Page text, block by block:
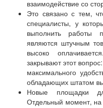
взаимодействие со
Это связано с тем,
специалисты, у
выполнить работы
являются штучным
высоко
закрывают этот
максимального
обладающих штатом
Новые площадки
Отдельный момент, на